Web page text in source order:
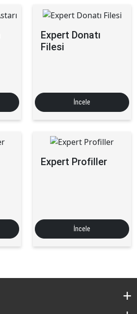
Expert Donatı
Filesi
İncele
Expert Profiller
İncele